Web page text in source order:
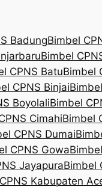
BadungBimbel
Bimbel
CPNS BatuBimbel
CPNS Binjai
BoyolaliBimbel
CimahiBimbel
CPNS Dumai
CPNS Gowa
JayapuraBimbel
Kabupaten